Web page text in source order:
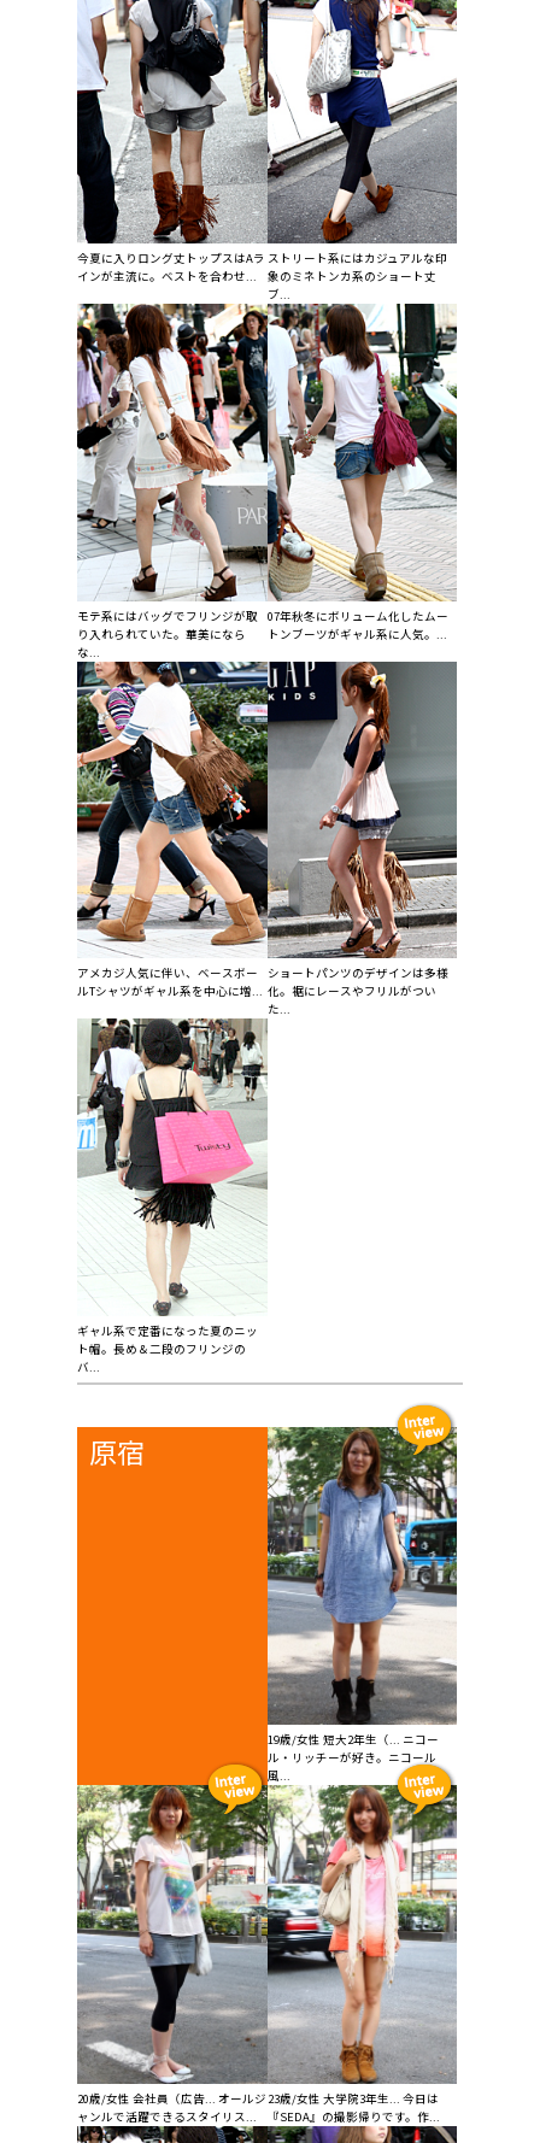
今夏に入りロング丈トップスはAラ
インが主流に。ベストを合わせ...
ストリート系にはカジュアルな印
象のミネトンカ系のショート丈
ブ...
モテ系にはバッグでフリンジが取
り入れられていた。華美になら
な...
07年秋冬にボリューム化したムー
トンブーツがギャル系に人気。...
アメカジ人気に伴い、ベースボー
ルTシャツがギャル系を中心に増...
ショートパンツのデザインは多様
化。裾にレースやフリルがつい
た...
ギャル系で定番になった夏のニッ
ト帽。長め＆二段のフリンジの
バ...
原宿
19歳/女性 短大2年生（... ニコー
ル・リッチーが好き。ニコール
風...
20歳/女性 会社員（広告... オールジ
ャンルで活躍できるスタイリス...
23歳/女性 大学院3年生... 今日は
『SEDA』の撮影帰りです。作...